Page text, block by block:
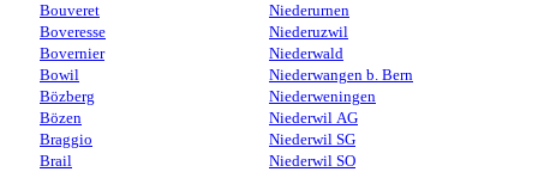
Bouveret
Boveresse
Bovernier
Bowil
Bözberg
Bözen
Braggio
Brail
Niederurnen
Niederuzwil
Niederwald
Niederwangen b. Bern
Niederweningen
Niederwil AG
Niederwil SG
Niederwil SO